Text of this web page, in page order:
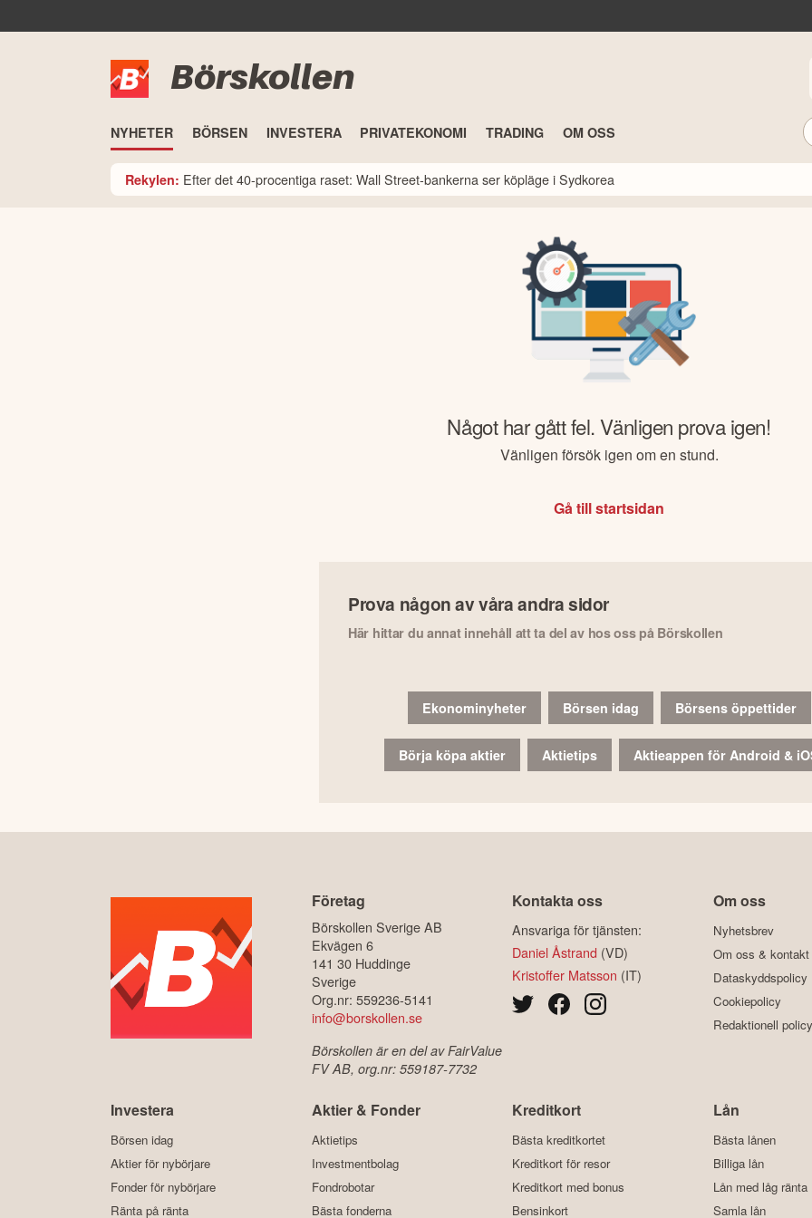
Börskollen
NYHETER BÖRSEN INVESTERA PRIVATEKONOMI TRADING OM OSS
Rekylen: Efter det 40-procentiga raset: Wall Street-bankerna ser köpläge i Sydkorea
Något har gått fel. Vänligen prova igen!
Vänligen försök igen om en stund.
Gå till startsidan
Prova någon av våra andra sidor
Här hittar du annat innehåll att ta del av hos oss på Börskollen
Ekonominyheter Börsen idag Börsens öppettider
Börja köpa aktier Aktietips Aktieappen för Android &
Företag
Börskollen Sverige AB
Ekvägen 6
141 30 Huddinge
Sverige
Org.nr: 559236-5141
info@borskollen.se
Börskollen är en del av FairValue
FV AB, org.nr: 559187-7732
Kontakta oss
Ansvariga för tjänsten:
Daniel Åstrand (VD)
Kristoffer Matsson (IT)
Om oss
Nyhetsbrev
Om oss & kontakt
Dataskyddspolicy
Cookiepolicy
Redaktionell policy
Investera
Börsen idag
Aktier för nybörjare
Fonder för nybörjare
Ränta på ränta
Aktier & Fonder
Aktietips
Investmentbolag
Fondrobotar
Bästa fonderna
Kreditkort
Bästa kreditkortet
Kreditkort för resor
Kreditkort med bonus
Bensinkort
Lån
Bästa lånen
Billiga lån
Lån med låg ränta
Samla lån